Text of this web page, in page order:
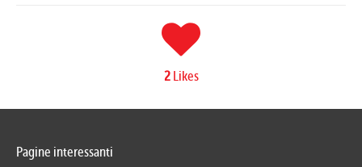
2Likes
Pagine interessanti